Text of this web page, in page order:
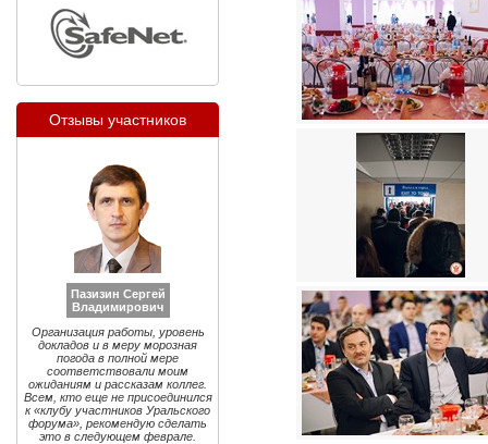
Отзывы участников
Пазизин Сергей
Владимирович
Организация работы, уровень
докладов и в меру морозная
погода в полной мере
соответствовали моим
ожиданиям и рассказам коллег.
Всем, кто еще не присоединился
к «клубу участников Уральского
форума», рекомендую сделать
это в следующем феврале.